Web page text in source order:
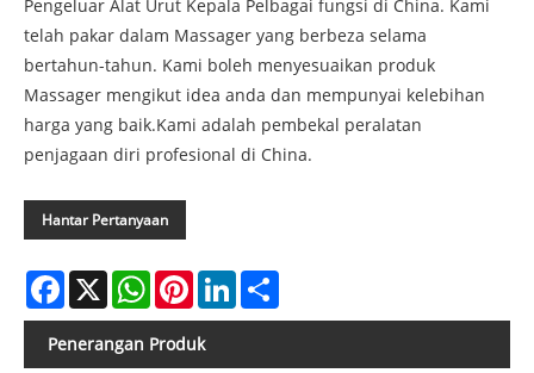
Pengeluar Alat Urut Kepala Pelbagai fungsi di China. Kami
telah pakar dalam Massager yang berbeza selama
bertahun-tahun. Kami boleh menyesuaikan produk
Massager mengikut idea anda dan mempunyai kelebihan
harga yang baik.Kami adalah pembekal peralatan
penjagaan diri profesional di China.
Hantar Pertanyaan
Facebook
X WhatsAppPinterestLinkedIn
Penerangan Produk